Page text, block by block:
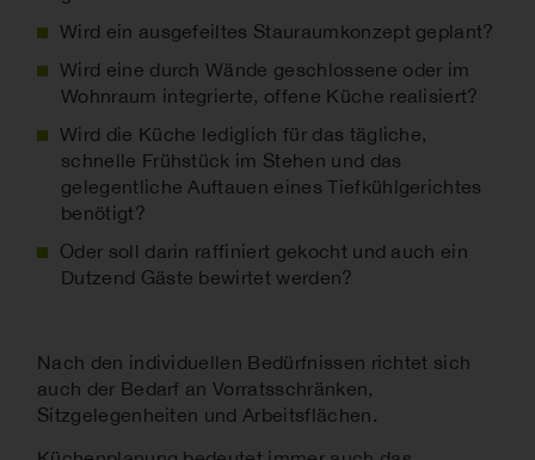
Wird ein ausgefeiltes Stauraumkonzept geplant?
Wird eine durch Wände geschlossene oder im
Wohnraum integrierte, offene Küche realisiert?
Wird die Küche lediglich für das tägliche,
schnelle Frühstück im Stehen und das
gelegentliche Auftauen eines Tiefkühlgerichtes
benötigt?
Oder soll darin raffiniert gekocht und auch ein
Dutzend Gäste bewirtet werden?
Nach den individuellen Bedürfnissen richtet sich
auch der Bedarf an Vorratsschränken,
Sitzgelegenheiten und Arbeitsflächen.